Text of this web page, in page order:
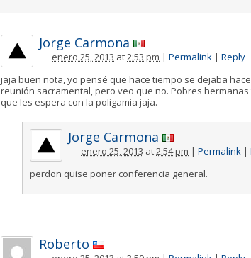
Jorge Carmona
enero 25, 2013 at2:53 pm | Permalink | Reply
jaja buen nota, yo pensé que hace tiempo se dejaba
reunión sacramental, pero veo que no. Pobres
que les espera con la poligamia jaja.
Jorge Carmona
enero 25, 2013 at2:54 pm | Permalink |
perdon quise poner conferencia general.
Roberto